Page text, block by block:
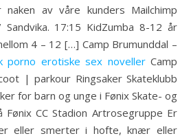
av våre kunders Mailchimp
17:15 KidZumba 8-12 år
4 – 12 […] Camp Brumunddal –
porno erotiske sex novellerCamp
| parkour Ringsaker Skateklubb
for barn og unge i Fønix Skate- og
CC Stadion Artrosegruppe Er
eller smerter i hofte, knær eller